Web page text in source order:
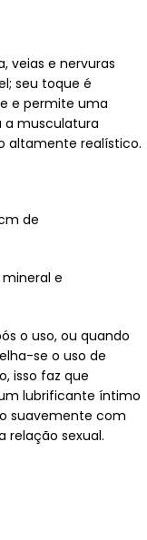
veias e nervuras
seu toque é
e permite uma
a musculatura
altamente realístico.
de
mineral e
o uso, ou quando
se o uso de
isso faz que
lubrificante íntimo
suavemente com
relação sexual.